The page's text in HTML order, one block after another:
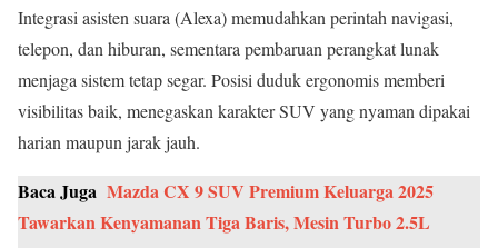
Integrasi asisten suara (Alexa) memudahkan perintah navigasi,
telepon, dan hiburan, sementara pembaruan perangkat lunak
menjaga sistem tetap segar. Posisi duduk ergonomis memberi
visibilitas baik, menegaskan karakter SUV yang nyaman dipakai
harian maupun jarak jauh.
Baca Juga Mazda CX 9 SUV Premium Keluarga 2025
Tawarkan Kenyamanan Tiga Baris, Mesin Turbo 2.5L